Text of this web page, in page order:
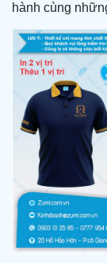
hành cùng